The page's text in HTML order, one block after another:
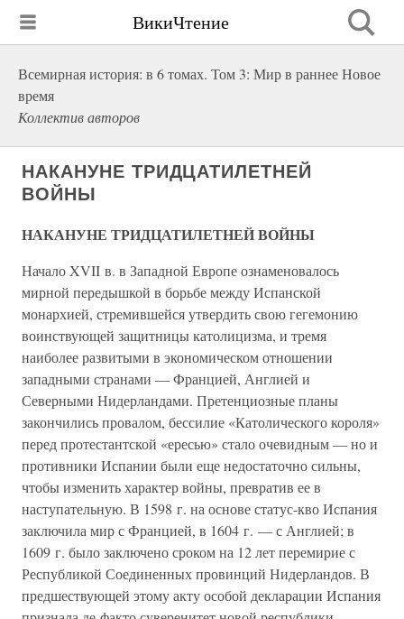
ВикиЧтение
Всемирная история: в 6 томах. Том 3: Мир в раннее Новое
время
Коллектив авторов
НАКАНУНЕ ТРИДЦАТИЛЕТНЕЙ
ВОЙНЫ
НАКАНУНЕ ТРИДЦАТИЛЕТНЕЙ ВОЙНЫ
Начало XVII в. в Западной Европе ознаменовалось
мирной передышкой в борьбе между Испанской
монархией, стремившейся утвердить свою гегемонию
воинствующей защитницы католицизма, и тремя
наиболее развитыми в экономическом отношении
западными странами — Францией, Англией и
Северными Нидерландами. Претенциозные планы
закончились провалом, бессилие «Католического короля»
перед протестантской «ересью» стало очевидным — но и
противники Испании были еще недостаточно сильны,
чтобы изменить характер войны, превратив ее в
наступательную. В 1598 г. на основе статус-кво Испания
заключила мир с Францией, в 1604 г. — с Англией; в
1609 г. было заключено сроком на 12 лет перемирие с
Республикой Соединенных провинций Нидерландов. В
предшествующей этому акту особой декларации Испания